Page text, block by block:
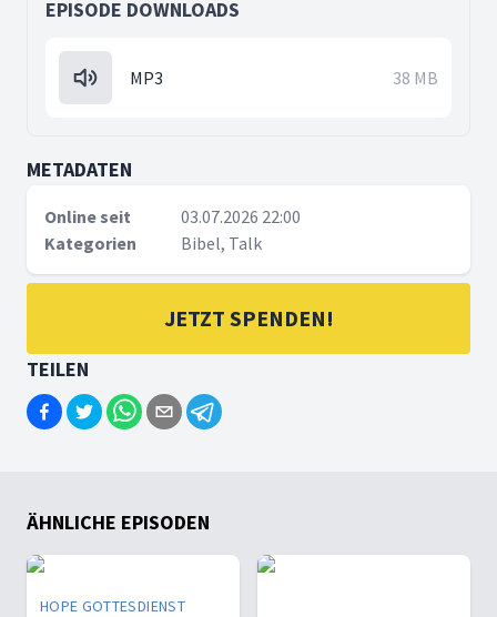
EPISODE DOWNLOADS
MP3 38 MB
METADATEN
Online seit
03.07.2026 22:00
Kategorien
Bibel, Talk
JETZT SPENDEN!
TEILEN
ÄHNLICHE EPISODEN
HOPE GOTTESDIENST